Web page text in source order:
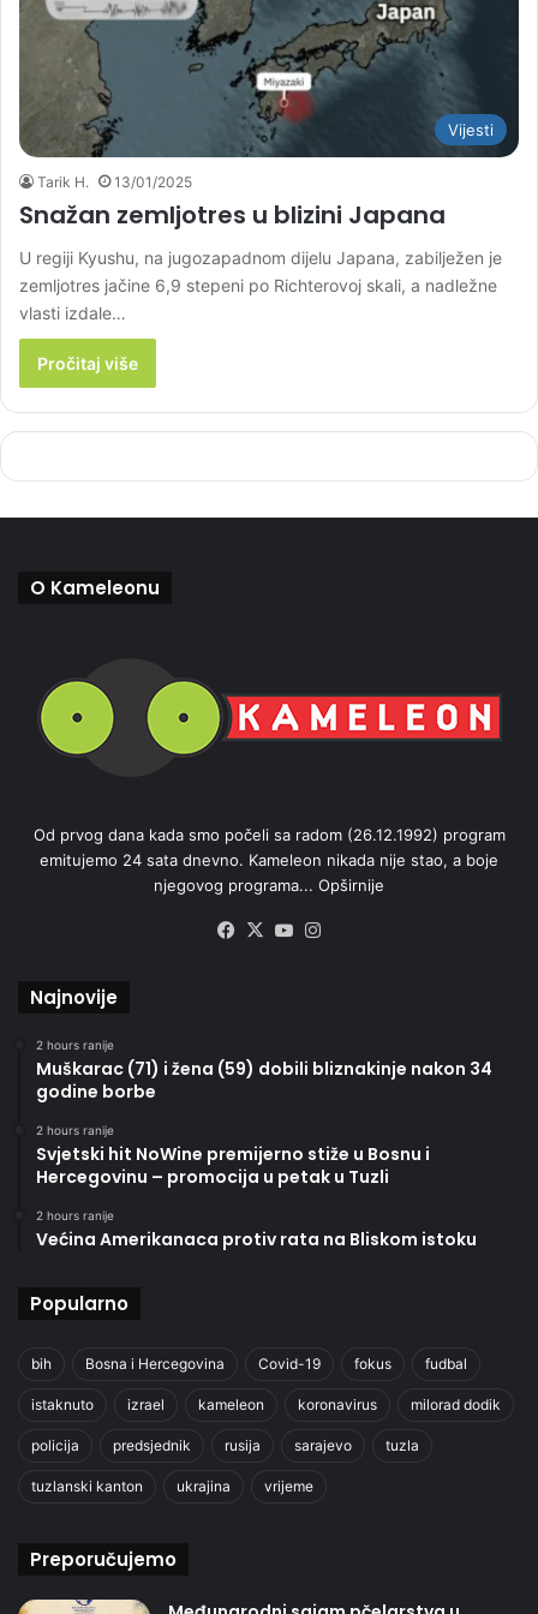
Vijesti
Tarik H. 13/01/2025
Snažan zemljotres u blizini Japana
U regiji Kyushu, na jugozapadnom dijelu Japana, zabilježen je
zemljotres jačine 6,9 stepeni po Richterovoj skali, a nadležne
vlasti izdale…
Pročitaj više
O Kameleonu
Od prvog dana kada smo počeli sa radom (26.12.1992) program
emitujemo 24 sata dnevno. Kameleon nikada nije stao, a boje
njegovog programa... Opširnije
Facebook
X YouTube
Najnovije
2 hours ranije
Muškarac (71) i žena (59) dobili bliznakinje nakon 34
godine borbe
2 hours ranije
Svjetski hit NoWine premijerno stiže u Bosnu i
Hercegovinu – promocija u petak u Tuzli
2 hours ranije
Većina Amerikanaca protiv rata na Bliskom istoku
Popularno
bih Bosna i Hercegovina Covid-19 fokus fudbal
istaknuto izrael kameleon koronavirus milorad dodik
policija predsjednik rusija sarajevo tuzla
tuzlanski kanton ukrajina vrijeme
Preporučujemo